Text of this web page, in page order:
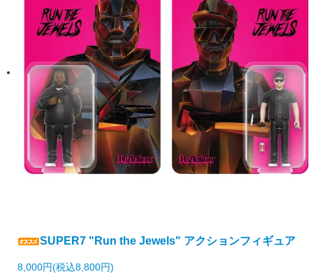
SUPER7 "Run the Jewels" アクションフィギュア
8,000円(税込8,800円)